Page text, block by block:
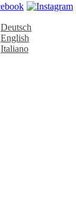
Deutsch
English
Italiano